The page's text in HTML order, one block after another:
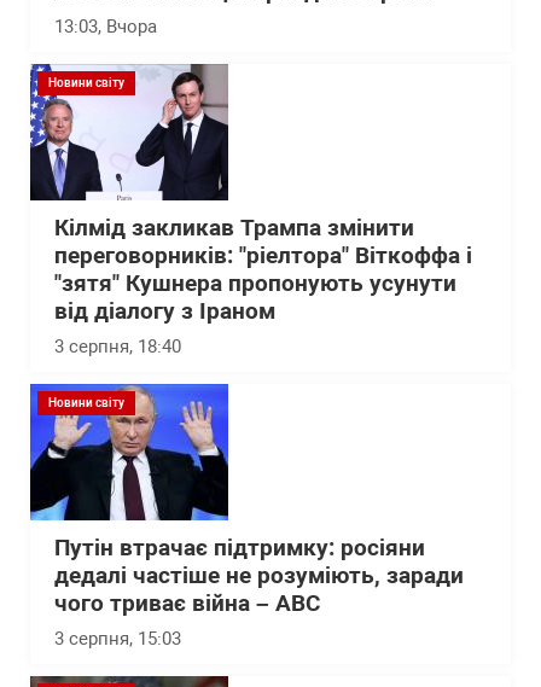
13:03, Вчора
Новини світу
Кілмід закликав Трампа змінити
переговорників: "ріелтора" Віткоффа і
"зятя" Кушнера пропонують усунути
від діалогу з Іраном
3 серпня, 18:40
Новини світу
Путін втрачає підтримку: росіяни
дедалі частіше не розуміють, заради
чого триває війна – АВС
3 серпня, 15:03